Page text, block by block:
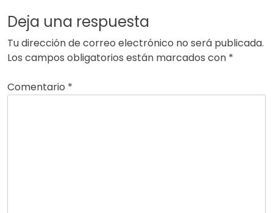
Deja una respuesta
Tu dirección de correo electrónico no será publicada.
Los campos obligatorios están marcados con *
Comentario *